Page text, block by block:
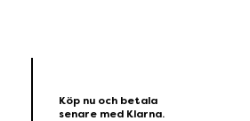
Köp nu och betala
senare med Klarna.